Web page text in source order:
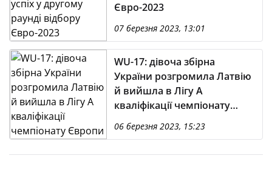
Євро-2023
07 березня 2023, 13:01
WU-17: дівоча збірна
України розгромила Латвію
й вийшла в Лігу А
кваліфікації чемпіонату
Європи
06 березня 2023, 15:23